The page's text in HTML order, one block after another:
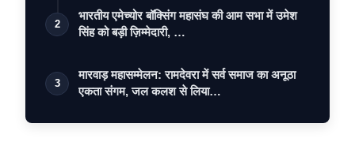
2
भारतीय एमेच्योर बॉक्सिंग महासंघ की आम सभा में उमेश
सिंह को बड़ी ज़िम्मेदारी, …
3
मारवाड़ महासम्मेलन: रामदेवरा में सर्व समाज का अनूठा
एकता संगम, जल कलश से लिया…